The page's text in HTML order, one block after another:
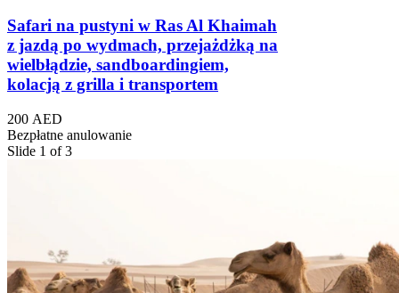
Safari na pustyni w Ras Al Khaimah
z jazdą po wydmach, przejażdżką na
wielbłądzie, sandboardingiem,
kolacją z grilla i transportem
200 AED
Bezpłatne anulowanie
Slide 1 of 3